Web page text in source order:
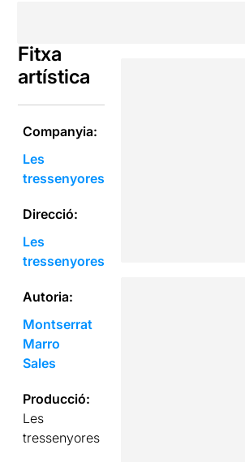
Fitxa
artística
Companyia:
Les
tressenyores
Direcció:
Les
tressenyores
Autoria:
Montserrat
Marro
Sales
Producció:
Les
tressenyores